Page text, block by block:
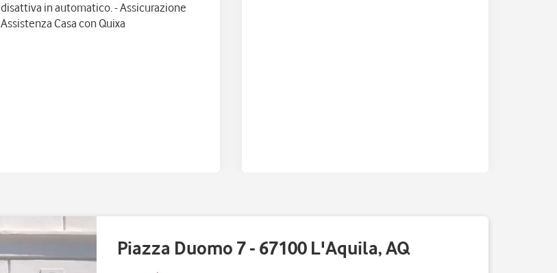
disattiva in automatico. - Assicurazione
Assistenza Casa con Quixa
Piazza Duomo 7 - 67100 L'Aquila, AQ